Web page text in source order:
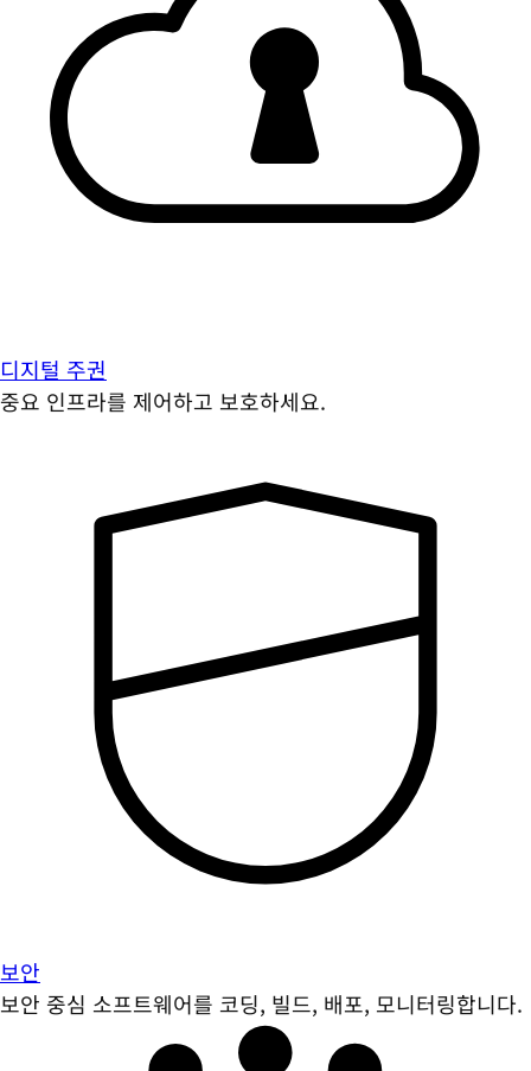
디지털 주권
중요 인프라를 제어하고 보호하세요.
보안
보안 중심 소프트웨어를 코딩, 빌드, 배포, 모니터링합니다.